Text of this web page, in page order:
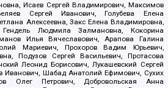
Исаев Сергей Владимирович, Максимов
Сергей Иванович, Голубева Елена
Алексеевна, Закс Елена Владимировна,
Людмила Залмановна, Кокорина
Илья Вячеславович, Арапова Галина
Мариевич, Прохоров Вадим Юрьевич,
Подузов Сергей Васильевич, Протасова
Леонид Борисович, Лукашевский Сергей
Иванович, Шабад Анатолий Ефимович, Сухих
Олег Петрович, Добровольская Анна